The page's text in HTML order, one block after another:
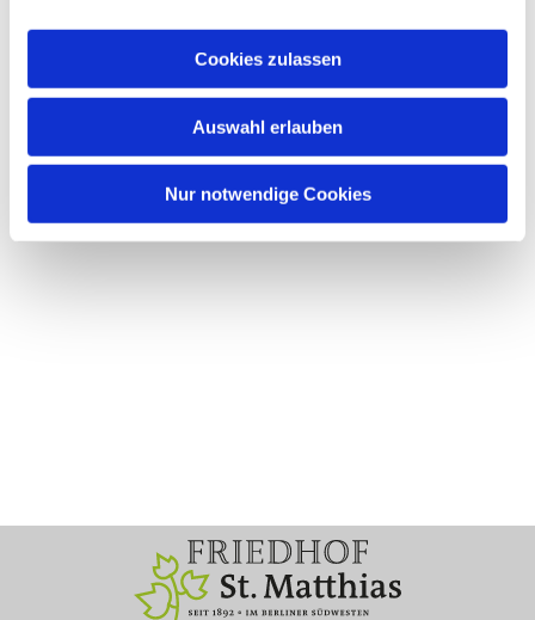
Cookies zulassen
Auswahl erlauben
Nur notwendige Cookies